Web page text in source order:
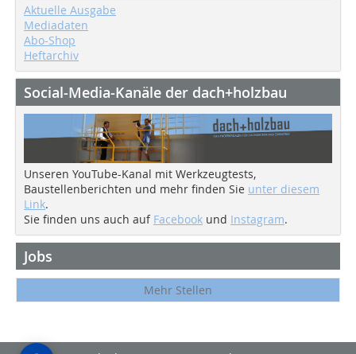
Aktuelle Ausgabe
Mediadaten
Abo-Shop
Heftarchiv
Social-Media-Kanäle der dach+holzbau
Unseren YouTube-Kanal mit Werkzeugtests,
Baustellenberichten und mehr finden Sie unter diesem
Link.
Sie finden uns auch auf Facebook und Instagram.
Jobs
Mehr Stellen